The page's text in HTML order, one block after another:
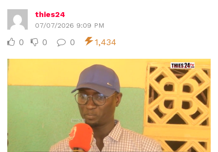
thies24
07/07/2026 9:09 PM
0 0 0 1,434